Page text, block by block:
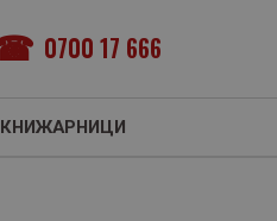
0700 17 666
КНИЖАРНИЦИ